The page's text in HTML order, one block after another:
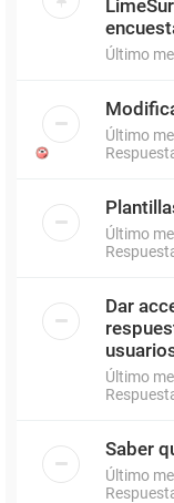
Último
Último
Último
Dar
Último
Saber
Último